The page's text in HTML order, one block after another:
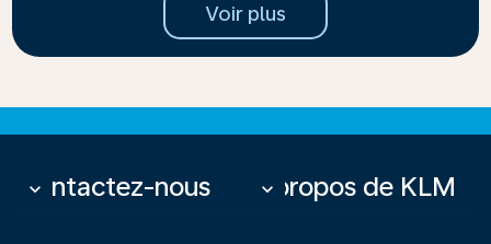
Voir plus
Contactez-nous
keyboard_arrow_down À propos de KLM
keyboard_arrow_down